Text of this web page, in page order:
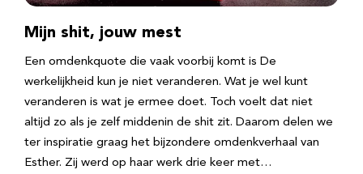
Mijn shit, jouw mest
Een omdenkquote die vaak voorbij komt is De
werkelijkheid kun je niet veranderen. Wat je wel kunt
veranderen is wat je ermee doet. Toch voelt dat niet
altijd zo als je zelf middenin de shit zit. Daarom delen we
ter inspiratie graag het bijzondere omdenkverhaal van
Esther. Zij werd op haar werk drie keer met…